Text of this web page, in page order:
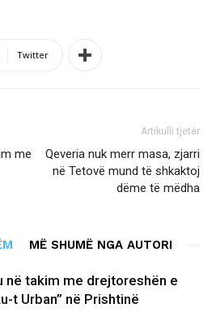
Twitter
me
Artikulli tjetër
Qeveria nuk merr masa, zjarri
në Tetovë mund të shkaktoj
dëme të mëdha
MË SHUMË NGA AUTORI
në takim me drejtoreshën e
t Urban” në Prishtinë